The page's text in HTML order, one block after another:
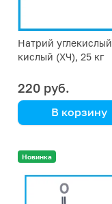
Натрий углекислый
кислый (ХЧ), 25 кг
220 руб.
В корзину
Новинка